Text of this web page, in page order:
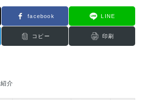
facebook LINE
コピー 印刷
介